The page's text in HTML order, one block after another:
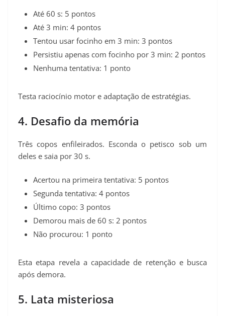
Até 60 s: 5 pontos
Até 3 min: 4 pontos
Tentou usar focinho em 3 min: 3 pontos
Persistiu apenas com focinho por 3 min: 2 pontos
Nenhuma tentativa: 1 ponto
Testa raciocínio motor e adaptação de estratégias.
4. Desafio da memória
Três copos enfileirados. Esconda o petisco sob um
deles e saia por 30 s.
Acertou na primeira tentativa: 5 pontos
Segunda tentativa: 4 pontos
Último copo: 3 pontos
Demorou mais de 60 s: 2 pontos
Não procurou: 1 ponto
Esta etapa revela a capacidade de retenção e busca
após demora.
5. Lata misteriosa